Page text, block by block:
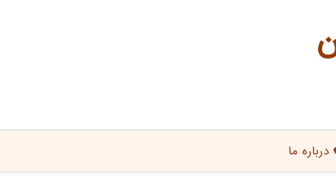
درباره ما